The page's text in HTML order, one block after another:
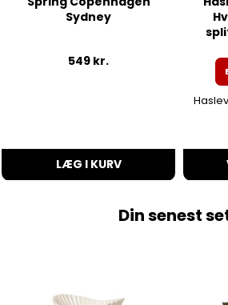
Sydney
549 kr.
LÆG I KURV
Din senest